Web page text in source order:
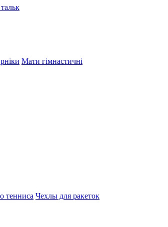
Мати гімнастичні
тенниса Чехлы для ракеток